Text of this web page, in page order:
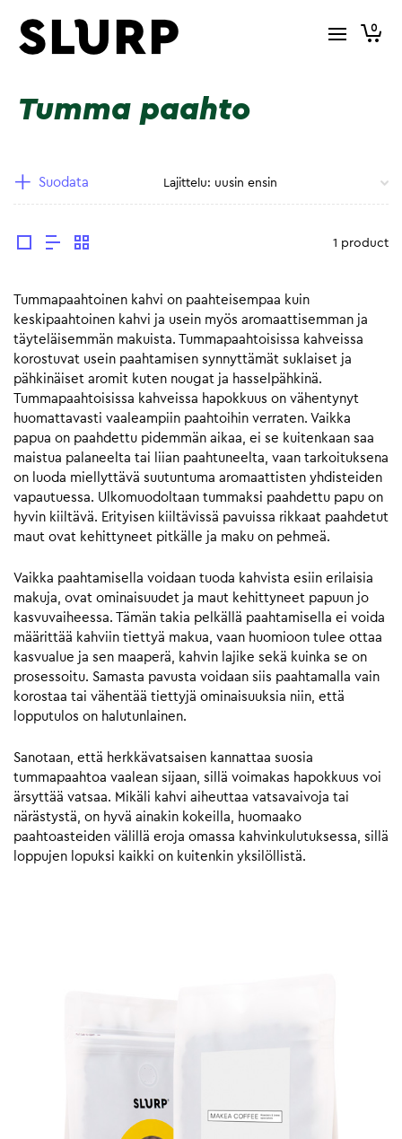
0
Tumma paahto
Suodata
1 product
Tummapaahtoinen kahvi on paahteisempaa kuin
keskipaahtoinen kahvi ja usein myös aromaattisemman ja
täyteläisemmän makuista. Tummapaahtoisissa kahveissa
korostuvat usein paahtamisen synnyttämät suklaiset ja
pähkinäiset aromit kuten nougat ja hasselpähkinä.
Tummapaahtoisissa kahveissa hapokkuus on vähentynyt
huomattavasti vaaleampiin paahtoihin verraten. Vaikka
papua on paahdettu pidemmän aikaa, ei se kuitenkaan saa
maistua palaneelta tai liian paahtuneelta, vaan tarkoituksena
on luoda miellyttävä suutuntuma aromaattisten yhdisteiden
vapautuessa. Ulkomuodoltaan tummaksi paahdettu papu on
hyvin kiiltävä. Erityisen kiiltävissä pavuissa rikkaat paahdetut
maut ovat kehittyneet pitkälle ja maku on pehmeä.
Vaikka paahtamisella voidaan tuoda kahvista esiin erilaisia
makuja, ovat ominaisuudet ja maut kehittyneet papuun jo
kasvuvaiheessa. Tämän takia pelkällä paahtamisella ei voida
määrittää kahviin tiettyä makua, vaan huomioon tulee ottaa
kasvualue ja sen maaperä, kahvin lajike sekä kuinka se on
prosessoitu. Samasta pavusta voidaan siis paahtamalla vain
korostaa tai vähentää tiettyjä ominaisuuksia niin, että
lopputulos on halutunlainen.
Sanotaan, että herkkävatsaisen kannattaa suosia
tummapaahtoa vaalean sijaan, sillä voimakas hapokkuus voi
ärsyttää vatsaa. Mikäli kahvi aiheuttaa vatsavaivoja tai
närästystä, on hyvä ainakin kokeilla, huomaako
paahtoasteiden välillä eroja omassa kahvinkulutuksessa, sillä
loppujen lopuksi kaikki on kuitenkin yksilöllistä.